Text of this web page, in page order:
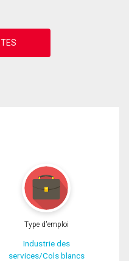
Type d'emploi
Industrie des
services/Cols blancs